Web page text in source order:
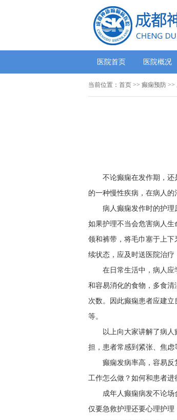
医院首页 医院概况
当前位置： 首页 >> 癫痫预防 >>
不论癫痫在发作期，
的一种慢性疾病，在病人的
病人癫痫发作时的护理
如果护理不当会危害病人
领和裤带，将毛巾塞于上
续状态，应及时送医院治疗
在日常生活中，病人
和容易消化的食物，多食
次数。因此癫痫患者应建
等。
以上向大家讲解了病
担，患者常感到紧张、焦虑
癫痫发病率高，容易
工作怎么做？如何和患者进
成年人癫痫病发不论
仅要急救护理还要心理护理